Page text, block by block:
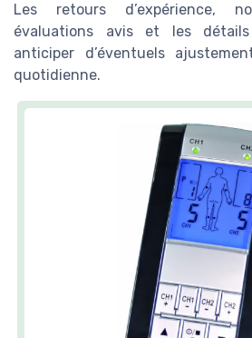
Les retours d’expérience,
évaluations avis et les
anticiper d’éventuels
quotidienne.